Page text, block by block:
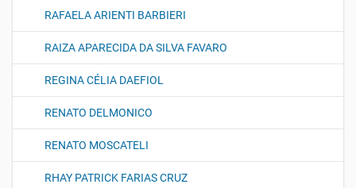
RAFAELA ARIENTI BARBIERI
RAIZA APARECIDA DA SILVA FAVARO
REGINA CÉLIA DAEFIOL
RENATO DELMONICO
RENATO MOSCATELI
RHAY PATRICK FARIAS CRUZ